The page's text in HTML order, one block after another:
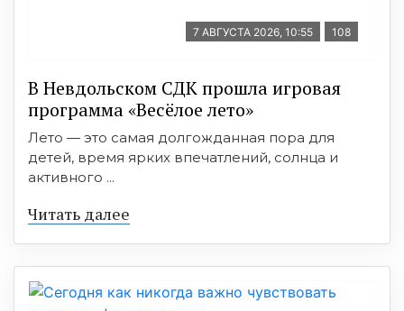
7 АВГУСТА 2026, 10:55 108
В Невдольском СДК прошла игровая
программа «Весёлое лето»
Лето — это самая долгожданная пора для
детей, время ярких впечатлений, солнца и
активного ...
Читать далее